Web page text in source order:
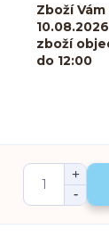
Zboží
zboží
do 12:00